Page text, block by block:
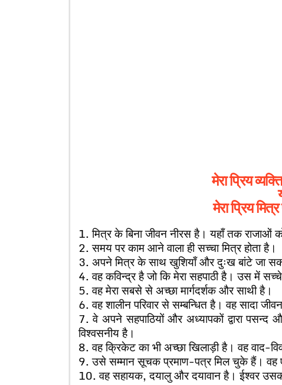
मेरा प्रिय
मेरा प्रिय
1. मित्र के बिना जीवन नीरस है। यहाँ तक राजाओं
2. समय पर काम आने वाला ही सच्चा मित्र होता है।
3. अपने मित्र के साथ खुशियाँ और दुःख बांटे जा
4. वह कविन्द्र है जो कि मेरा सहपाठी है। उस में
5. वह मेरा सबसे से अच्छा मार्गदर्शक और साथी है।
6. वह शालीन परिवार से सम्बन्धित है। वह सादा
7. वे अपने सहपाठियों और अध्यापकों द्वारा पसन्द
विश्वसनीय है।
8. वह क्रिकेट का भी अच्छा खिलाड़ी है। वह वाद-
9. उसे सम्मान सूचक प्रमाण-पत्र मिल चुके हैं। वह
10. वह सहायक, दयालु और दयावान है। ईश्वर